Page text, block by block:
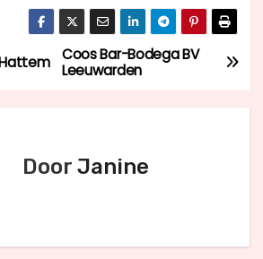
Coos Bar-Bodega BV
Leeuwarden
Door Janine